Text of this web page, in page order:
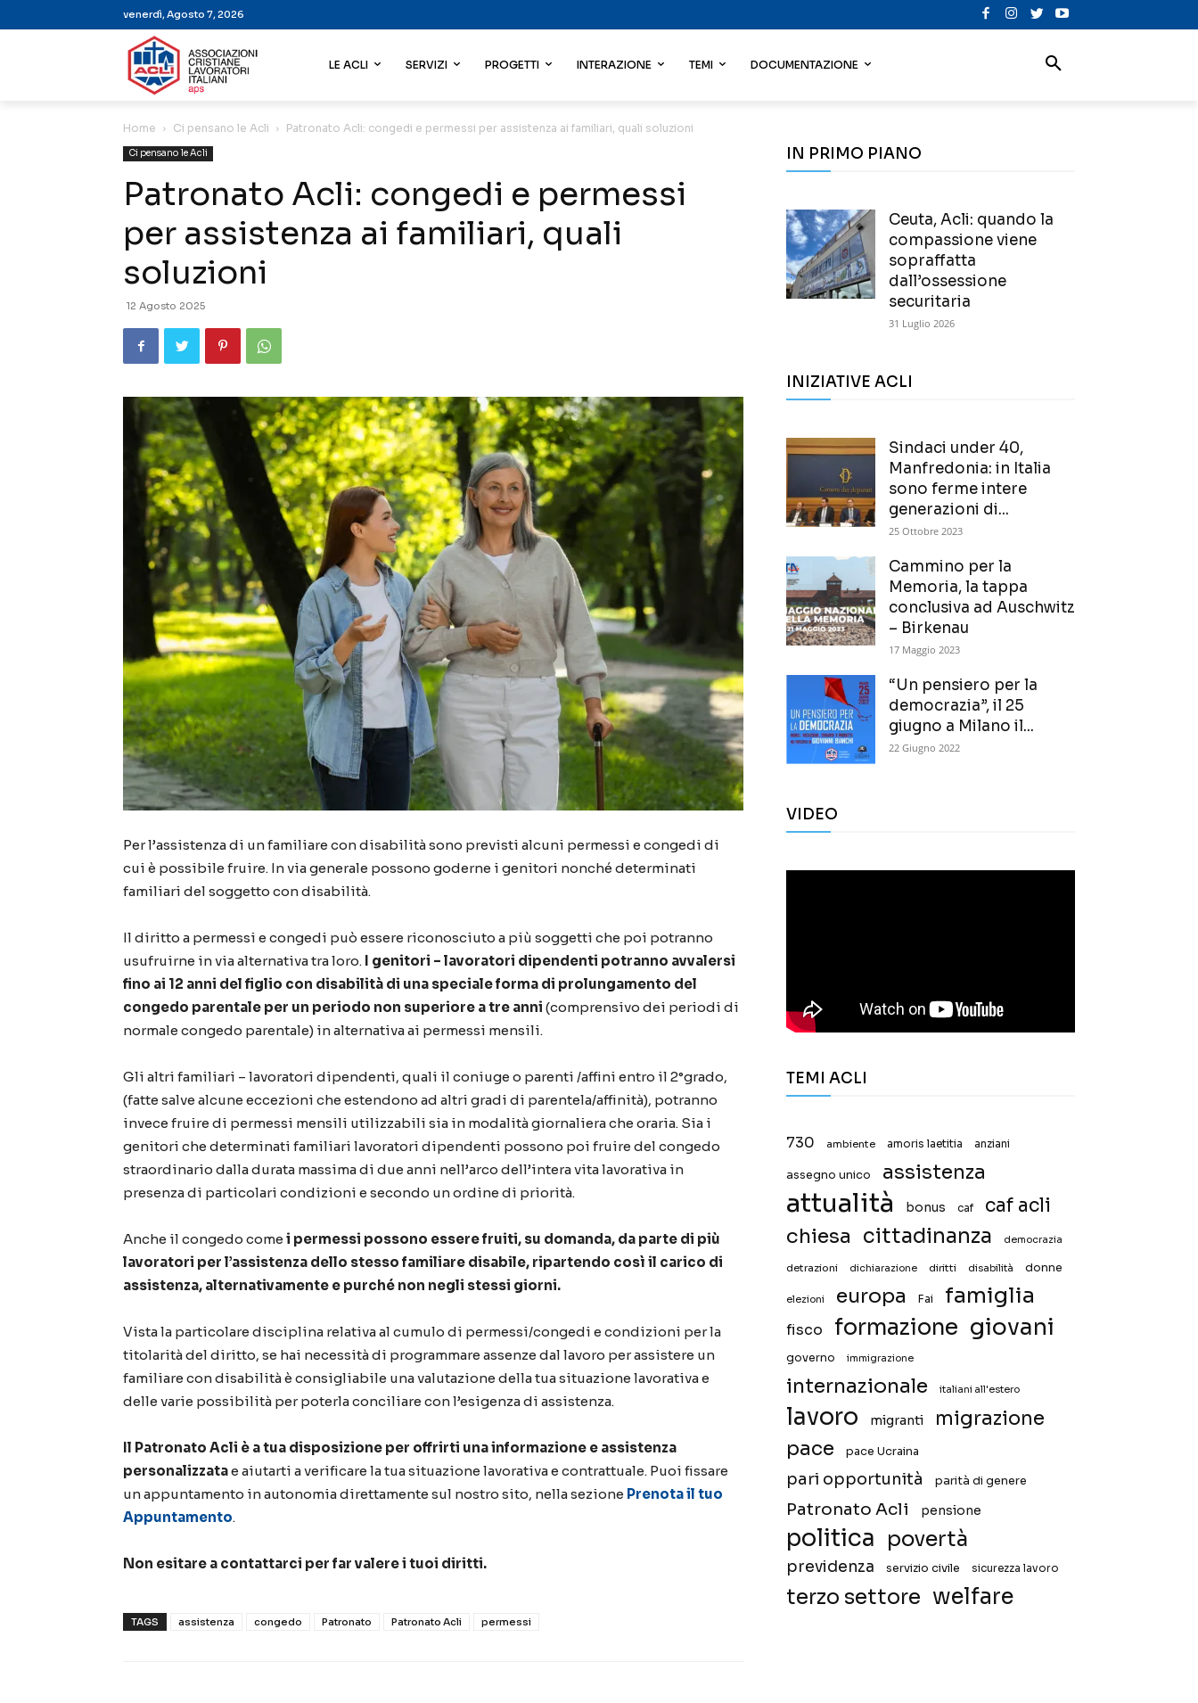
venerdì, Agosto 7, 2026
LE ACLI SERVIZI PROGETTI INTERAZIONE TEMI DOCUMENTAZIONE
Home Ci pensano le Acli Patronato Acli: congedi e permessi per assistenza ai familiari, quali soluzioni
Ci pensano le Acli
Patronato Acli: congedi e permessi
per assistenza ai familiari, quali
soluzioni
12 Agosto 2025
Per l’assistenza di un familiare con disabilità sono previsti alcuni permessi e congedi di
cui è possibile fruire. In via generale possono goderne i genitori nonché determinati
familiari del soggetto con disabilità.
Il diritto a permessi e congedi può essere riconosciuto a più soggetti che poi potranno
usufruirne in via alternativa tra loro.
I genitori – lavoratori dipendenti potranno avvalersi
fino ai 12 anni del figlio con disabilità di una speciale forma di prolungamento del
congedo parentale per un periodo non superiore a tre anni (comprensivo dei periodi di
normale congedo parentale) in alternativa ai permessi mensili.
Gli altri familiari – lavoratori dipendenti, quali il coniuge o parenti /affini entro il 2°grado,
(fatte salve alcune eccezioni che estendono ad altri gradi di parentela/affinità), potranno
invece fruire di permessi mensili utilizzabili sia in modalità giornaliera che oraria. Sia i
genitori che determinati familiari lavoratori dipendenti possono poi fruire del congedo
straordinario dalla durata massima di due anni nell’arco dell’intera vita lavorativa in
presenza di particolari condizioni e secondo un ordine di priorità.
Anche il congedo come i permessi possono essere fruiti, su domanda, da parte di più
lavoratori per l’assistenza dello stesso familiare disabile, ripartendo così il carico di
assistenza, alternativamente e purché non negli stessi giorni.
Vista la particolare disciplina relativa al cumulo di permessi/congedi e condizioni per la
titolarità del diritto, se hai necessità di programmare assenze dal lavoro per assistere un
familiare con disabilità è consigliabile una valutazione della tua situazione lavorativa e
delle varie possibilità per poterla conciliare con l’esigenza di assistenza.
Il Patronato Acli è a tua disposizione per offrirti una informazione e assistenza
personalizzatae aiutarti a verificare la tua situazione lavorativa e contrattuale. Puoi fissare
un appuntamento in autonomia direttamente sul nostro sito, nella sezione Prenota il tuo
Appuntamento.
Non esitare a contattarci per far valere i tuoi diritti.
TAGS assistenza congedo Patronato Patronato Acli permessi
IN PRIMO PIANO
Ceuta, Acli: quando la
compassione viene
sopraffatta
dall’ossessione
securitaria
31 Luglio 2026
INIZIATIVE ACLI
Sindaci under 40,
Manfredonia: in Italia
sono ferme intere
generazioni di...
25 Ottobre 2023
Cammino per la
Memoria, la tappa
conclusiva ad Auschwitz
– Birkenau
17 Maggio 2023
“Un pensiero per la
democrazia”, il 25
giugno a Milano il...
22 Giugno 2022
VIDEO
TEMI ACLI
730 ambiente amoris laetitia anziani
assegno unico assistenza
attualità bonus caf caf acli
chiesa cittadinanza democrazia
detrazioni dichiarazione diritti disabilità donne
elezioni europa Fai famiglia
fisco formazione giovani
governo immigrazione
internazionale italiani all'estero
lavoro migranti
migrazione
pace
pace Ucraina
pari opportunità parità di genere
Patronato Acli pensione
politica povertà
previdenza servizio civile sicurezza lavoro
terzo settore welfare